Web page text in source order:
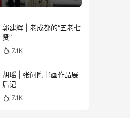
郭建辉 | 老成都的“五老七
贤”
7.1K
胡瑶 | 张问陶书画作品展
后记
7.1K